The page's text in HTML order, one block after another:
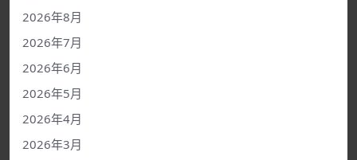
2026年8月
2026年7月
2026年6月
2026年5月
2026年4月
2026年3月